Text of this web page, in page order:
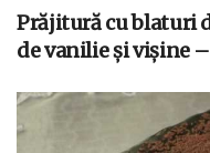
Prăjitură cu blaturi
de vanilie și vișine